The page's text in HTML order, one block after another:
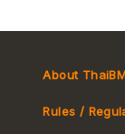
About
Rules /